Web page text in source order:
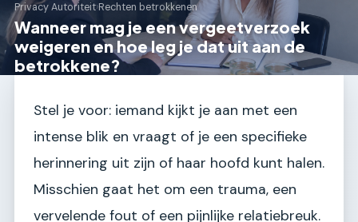
Privacy Autoriteit›Rechten betrokkenen
Wanneer mag je een vergeetverzoek
weigeren en hoe leg je dat uit aan de
betrokkene?
Stel je voor: iemand kijkt je aan met een
intense blik en vraagt of je een specifieke
herinnering uit zijn of haar hoofd kunt halen.
Misschien gaat het om een trauma, een
vervelende fout of een pijnlijke relatiebreuk.